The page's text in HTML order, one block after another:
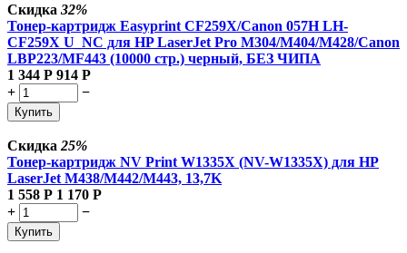
Скидка 32%
Тонер-картридж Easyprint CF259X/Canon 057H LH-
CF259X U_NC для HP LaserJet Pro M304/M404/M428/Canon
LBP223/MF443 (10000 стр.) черный, БЕЗ ЧИПА
1 344 Р 914 Р
+
−
Купить
Скидка 25%
Тонер-картридж NV Print W1335X (NV-W1335X) для HP
LaserJet M438/M442/M443, 13,7K
1 558 Р 1 170 Р
+
−
Купить